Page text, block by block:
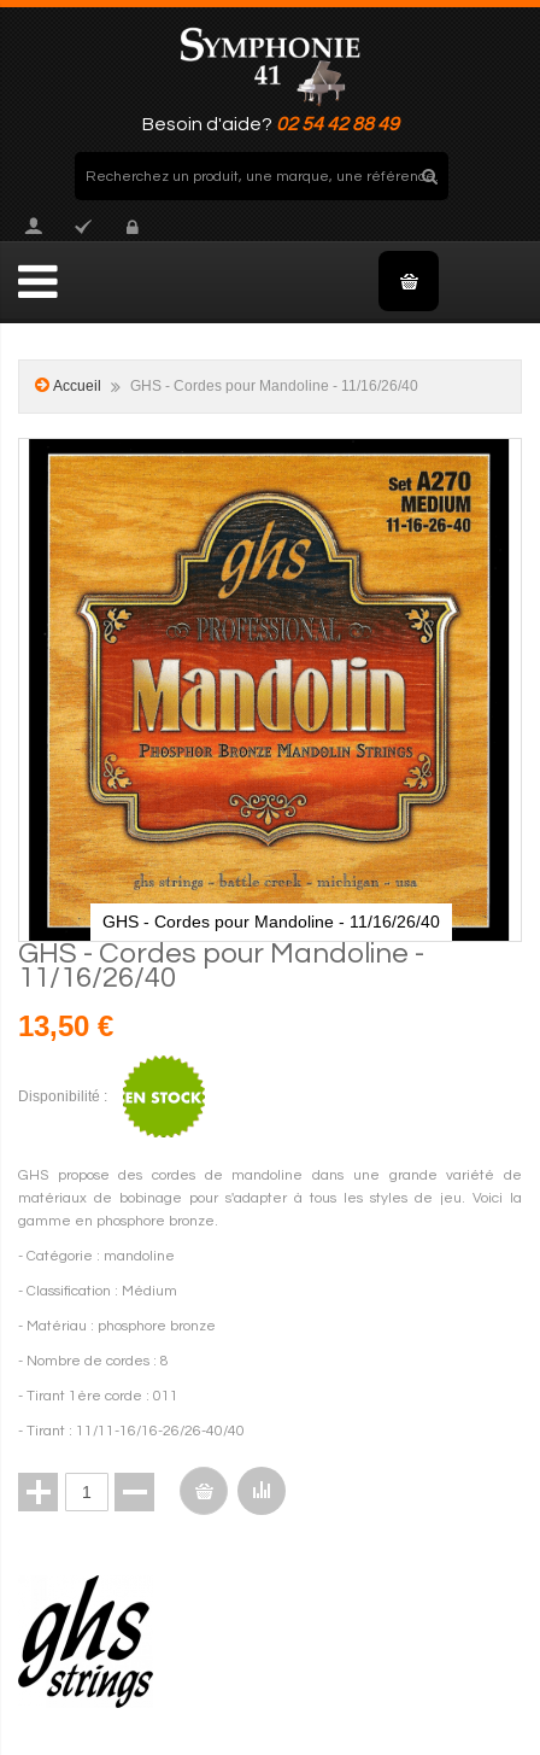
Besoin d'aide? 02 54 42 88 49
Accueil GHS - Cordes pour Mandoline - 11/16/26/40
GHS - Cordes pour Mandoline - 11/16/26/40
GHS - Cordes pour Mandoline -
11/16/26/40
13,50 €
Disponibilité :
GHS propose des cordes de mandoline dans une grande variété de
matériaux de bobinage pour s'adapter à tous les styles de jeu. Voici la
gamme en phosphore bronze.
- Catégorie : mandoline
- Classification : Médium
- Matériau : phosphore bronze
- Nombre de cordes : 8
- Tirant 1ère corde : 011
- Tirant : 11/11-16/16-26/26-40/40